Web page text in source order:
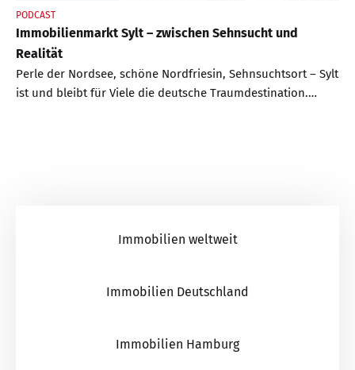
PODCAST
Immobilienmarkt Sylt – zwischen Sehnsucht und
Realität
Perle der Nordsee, schöne Nordfriesin, Sehnsuchtsort – Sylt
ist und bleibt für Viele die deutsche Traumdestination.
Immobilien weltweit
Immobilien Deutschland
Immobilien Hamburg